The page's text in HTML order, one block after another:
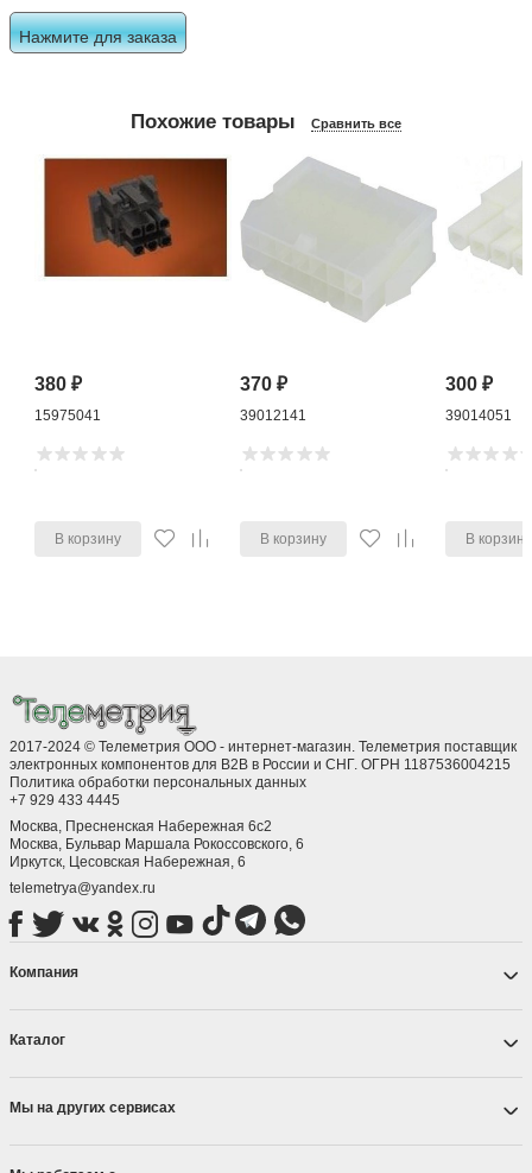
Нажмите для заказа
Похожие товары Сравнить все
380₽
15975041
В корзину
370₽
39012141
В корзину
300₽
39014051
В корзину
2017-2024 © Телеметрия ООО - интернет-магазин. Телеметрия поставщик
электронных компонентов для B2B в России и СНГ. ОГРН 1187536004215
Политика обработки персональных данных
+7 929 433 4445
Москва, Пресненская Набережная 6с2
Москва, ​Бульвар Маршала Рокоссовского, 6
Иркутск, ​Цесовская Набережная, 6
telemetrya@yandex.ru
Компания
Каталог
Мы на других сервисах